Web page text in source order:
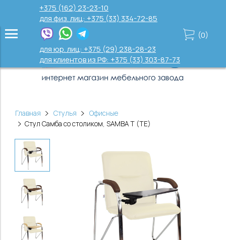
+375 (162) 23-23-10
для физ. лиц: +375 (33) 334-72-85
для юр. лиц: +375 (29) 238-28-23
для клиентов из РФ: +375 (33) 303-87-73
(0)
Главная Стулья
Офисные
Стул Самба со столиком, SAMBA T (TE)